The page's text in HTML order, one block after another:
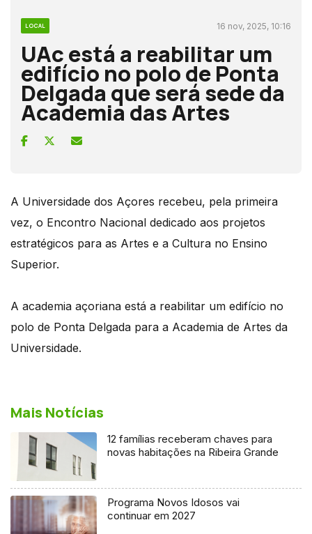
LOCAL 16 nov, 2025, 10:16
UAc está a reabilitar um
edifício no polo de Ponta
Delgada que será sede da
Academia das Artes
A Universidade dos Açores recebeu, pela primeira
vez, o Encontro Nacional dedicado aos projetos
estratégicos para as Artes e a Cultura no Ensino
Superior.
A academia açoriana está a reabilitar um edifício no
polo de Ponta Delgada para a Academia de Artes da
Universidade.
Mais Notícias
12 famílias receberam chaves para
novas habitações na Ribeira Grande
Programa Novos Idosos vai
continuar em 2027